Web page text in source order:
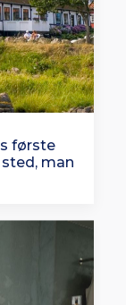
første
sted, man